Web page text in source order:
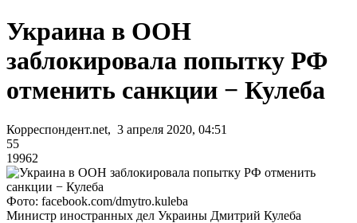
Украина в ООН
заблокировала попытку РФ
отменить санкции − Кулеба
Корреспондент.net, 3 апреля 2020, 04:51
55
19962
Фото: facebook.com/dmytro.kuleba
Министр иностранных дел Украины Дмитрий Кулеба